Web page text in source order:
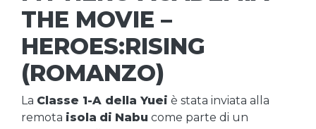
THE MOVIE –
HEROES:RISING
(ROMANZO)
La Classe 1-A della Yuei è stata inviata alla
remota isola di Nabu come parte di un